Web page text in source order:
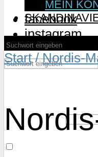
facebook
instagram
Password
MEIN
Start/Nordis-